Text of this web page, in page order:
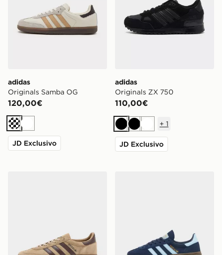
adidas
Originals Samba OG
120,00€
CremaBianco
JD Exclusivo
adidas
Originals ZX 750
110,00€
NeroNeroBianco
+ 1
JD Exclusivo